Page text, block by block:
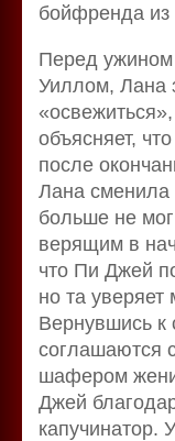
бойфренда
Перед
Уиллом, Лана
объясняет,
после
Лана сменила
больше не
верящим в
что Пи Джей
но та уверяет
Вернувшись к
соглашаются
шафером
Джей
капучинатор.